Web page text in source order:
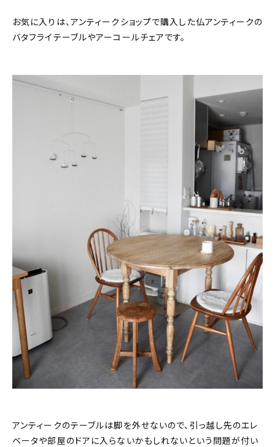
お気に入りは、アンティークショップで購入した仏アンティークの
バタフライテーブルやアーコールチェアです。
アンティークのテーブルは脚を外せないので、引っ越し先のエレ
ベータや部屋のドアに入らないかもしれないという問題が付い